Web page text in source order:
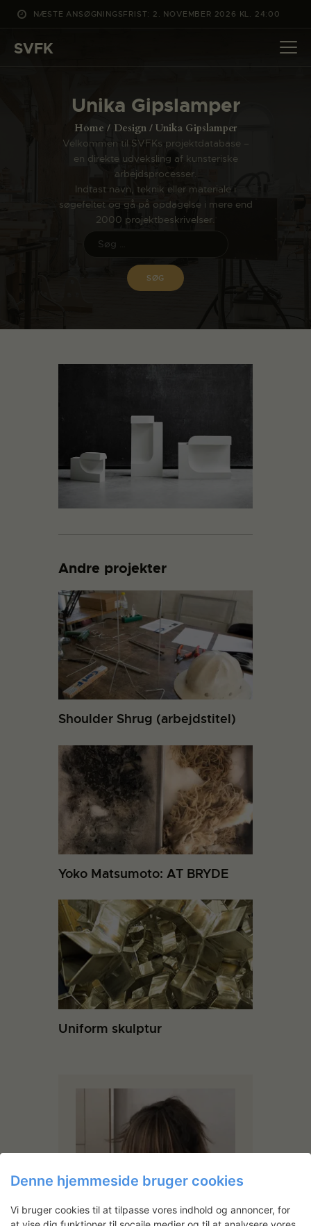
NÆSTE ANSØGNINGSFRIST: 2. NOVEMBER 2026 KL. 24:00
SVFK
Unika Gipslamper
Home Design Unika Gipslamper
Velkommen til SVFKs projektdatabase –
en direkte udveksling af kunsteriske
arbejdsprocesser.
Indtast navn, teknik eller materiale i
søgefeltet og gå på opdagelse i mere end
2000 projektbeskrivelser.
DET SKER
CHANNEL
ANSØG
OM SVFK
ENGLISH
Andre projekter
Shoulder Shrug (arbejdstitel)
Yoko Matsumoto: AT BRYDE
Uniform skulptur
Denne hjemmeside bruger cookies
Vi bruger cookies til at tilpasse vores indhold og annoncer, for